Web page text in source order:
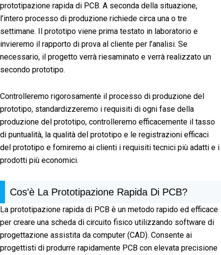
prototipazione rapida di PCB. A seconda della situazione,
l’intero processo di produzione richiede circa una o tre
settimane. Il prototipo viene prima testato in laboratorio e
invieremo il rapporto di prova al cliente per l’analisi. Se
necessario, il progetto verrà riesaminato e verrà realizzato un
secondo prototipo.
Controlleremo rigorosamente il processo di produzione del
prototipo, standardizzeremo i requisiti di ogni fase della
produzione del prototipo, controlleremo efficacemente il tasso
di puntualità, la qualità del prototipo e le registrazioni efficaci
del prototipo e forniremo ai clienti i requisiti tecnici più adatti e i
prodotti più economici.
Cos'è La Prototipazione Rapida Di PCB?
La prototipazione rapida di PCB è un metodo rapido ed efficace
per creare una scheda di circuito fisico utilizzando software di
progettazione assistita da computer (CAD). Consente ai
progettisti di produrre rapidamente PCB con elevata precisione